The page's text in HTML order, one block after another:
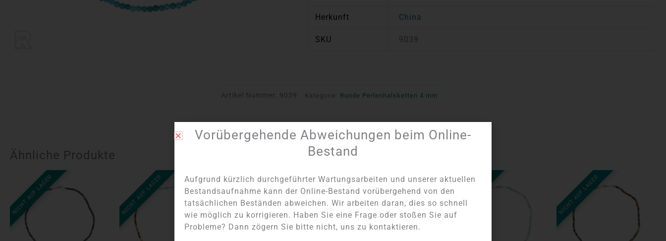
Herkunft China
SKU 9039
Artikel Nummer: 9039 Kategorie: Runde Perlenhalsketten 4 mm
Ähnliche Produkte
NICHT AUF LAGER NICHT AUF LAGER NICHT AUF LAGER NICHT AUF LAGER NICHT AUF LAGER NICHT AUF LAGER
Vorübergehende Abweichungen beim Online-
Bestand
Aufgrund kürzlich durchgeführter Wartungsarbeiten und unserer aktuellen
Bestandsaufnahme kann der Online-Bestand vorübergehend von den
tatsächlichen Beständen abweichen. Wir arbeiten daran, dies so schnell
wie möglich zu korrigieren. Haben Sie eine Frage oder stoßen Sie auf
Probleme? Dann zögern Sie bitte nicht, uns zu kontaktieren.